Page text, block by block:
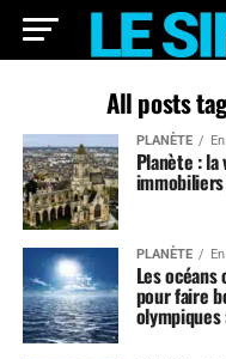
All posts
PLANÈTE
Planète :
PLANÈTE
Les océans
pour faire
olympiques